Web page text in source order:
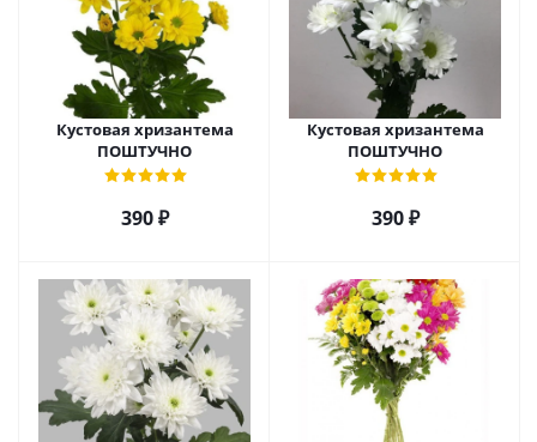
Кустовая хризантема
ПОШТУЧНО
390₽
Кустовая хризантема
ПОШТУЧНО
390₽